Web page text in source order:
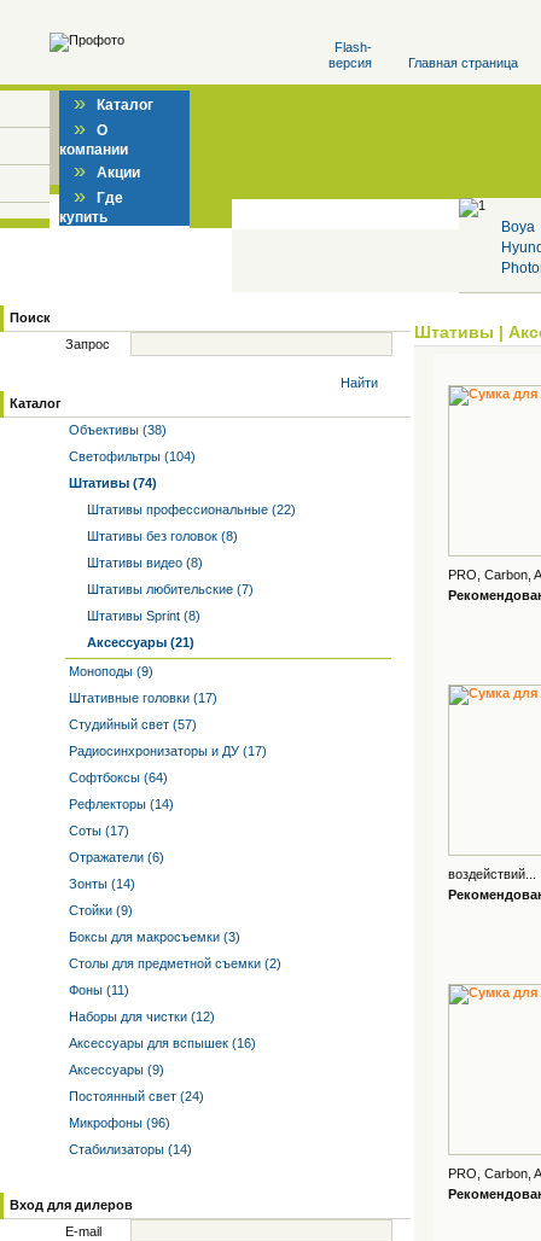
Flash-
версия
Главная страница
» Каталог
» О
компании
» Акции
» Где
купить
Boya
Поиск
Запрос
Найти
Каталог
Объективы (38)
Светофильтры (104)
Штативы (74)
Штативы профессиональные (22)
Штативы без головок (8)
Штативы видео (8)
Штативы любительские (7)
Штативы Sprint (8)
Аксессуары (21)
Моноподы (9)
Штативные головки (17)
Студийный свет (57)
Радиосинхронизаторы и ДУ (17)
Софтбоксы (64)
Рефлекторы (14)
Соты (17)
Отражатели (6)
Зонты (14)
Стойки (9)
Боксы для макросъемки (3)
Столы для предметной съемки (2)
Фоны (11)
Наборы для чистки (12)
Аксессуары для вспышек (16)
Аксессуары (9)
Постоянный свет (24)
Микрофоны (96)
Стабилизаторы (14)
Вход для дилеров
E-mail
Штативы |
PRO, Carbon,
воздействий...
PRO, Carbon,